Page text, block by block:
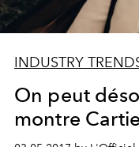
INDUSTRY
On peut
montre